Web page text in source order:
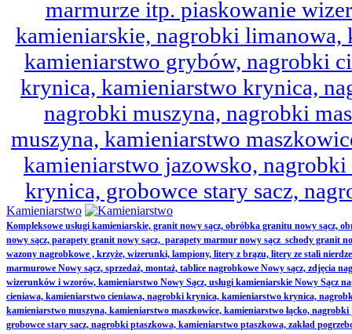
marmurze itp. piaskowanie
kamieniarskie, nagrobki
kamieniarstwo grybów, nagrobki
krynica, kamieniarstwo krynica,
nagrobki muszyna, nagrobki
muszyna, kamieniarstwo
kamieniarstwo jazowsko,
krynica, grobowce stary sacz,
Kamieniarstwo
Kompleksowe usługi kamieniarskie, granit nowy sącz, obróbka granitu nowy sącz,
nowy sącz, parapety granit nowy sącz, parapety marmur nowy sącz schody granit
wazony nagrobkowe , krzyże, wizerunki, lampiony, litery z brązu, litery ze stali
marmurowe Nowy sącz, sprzedaż, montaż, tablice nagrobkowe Nowy sącz, zdjęcia
wizerunków i wzorów, kamieniarstwo Nowy Sącz, usługi kamieniarskie Nowy
cieniawa, kamieniarstwo cieniawa, nagrobki krynica, kamieniarstwo krynica,
kamieniarstwo muszyna, kamieniarstwo maszkowice, kamieniarstwo łącko,
grobowce stary sacz, nagrobki ptaszkowa, kamieniarstwo ptaszkowa, zakład